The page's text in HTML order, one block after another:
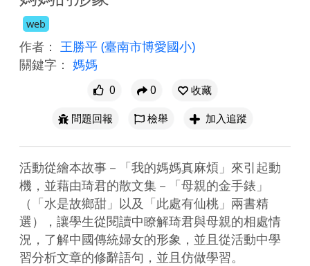
web
作者： 王勝平 (臺南市博愛國小)
關鍵字： 媽媽
0 0
收藏
問題回報
檢舉 加入追蹤
活動從繪本故事－「我的媽媽真麻煩」來引起動
機，並藉由琦君的散文集－「母親的金手錶」
（「水是故鄉甜」以及「此處有仙桃」兩書精
選），讓學生從閱讀中瞭解琦君與母親的相處情
況，了解中國傳統婦女的形象，並且從活動中學
習分析文章的修辭語句，並且仿做學習。